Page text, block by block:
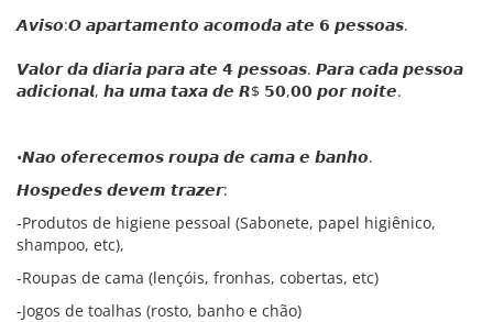
𝘼𝙫𝙞𝙨𝙤:𝙊 𝙖𝙥𝙖𝙧𝙩𝙖𝙢𝙚𝙣𝙩𝙤 𝙖𝙘𝙤𝙢𝙤𝙙𝙖 𝙖𝙩𝙚 𝟲 𝙥𝙚𝙨𝙨𝙤𝙖𝙨.
𝙑𝙖𝙡𝙤𝙧 𝙙𝙖 𝙙𝙞𝙖𝙧𝙞𝙖 𝙥𝙖𝙧𝙖 𝙖𝙩𝙚 𝟰 𝙥𝙚𝙨𝙨𝙤𝙖𝙨. 𝙋𝙖𝙧𝙖 𝙘𝙖𝙙𝙖 𝙥𝙚𝙨𝙨𝙤𝙖
𝙖𝙙𝙞𝙘𝙞𝙤𝙣𝙖𝙡, 𝙝𝙖 𝙪𝙢𝙖 𝙩𝙖𝙭𝙖 𝙙𝙚 𝙍$ 𝟱𝟬,𝟬𝟬 𝙥𝙤𝙧 𝙣𝙤𝙞𝙩𝙚.
•𝙉𝙖𝙤 𝙤𝙛𝙚𝙧𝙚𝙘𝙚𝙢𝙤𝙨 𝙧𝙤𝙪𝙥𝙖 𝙙𝙚 𝙘𝙖𝙢𝙖 𝙚 𝙗𝙖𝙣𝙝𝙤.
𝙃𝙤𝙨𝙥𝙚𝙙𝙚𝙨 𝙙𝙚𝙫𝙚𝙢 𝙩𝙧𝙖𝙯𝙚𝙧:
-Produtos de higiene pessoal (Sabonete, papel higiênico,
shampoo, etc),
-Roupas de cama (lençóis, fronhas, cobertas, etc)
-Jogos de toalhas (rosto, banho e chão)